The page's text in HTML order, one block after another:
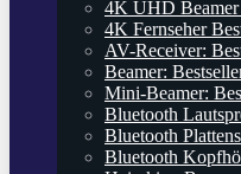
4K UHD Beamer
4K Fernseher
AV-Receiver:
Beamer:
Mini-Beamer:
Bluetooth
Bluetooth
Bluetooth